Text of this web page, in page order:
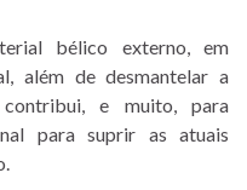
bélico externo, em
além de desmantelar a
e muito, para
para suprir as atuais